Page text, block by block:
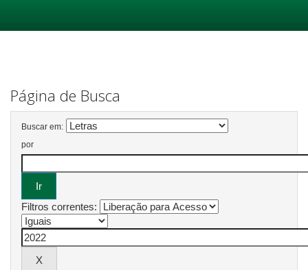
Página de Busca
Buscar em:
por
Filtros correntes: